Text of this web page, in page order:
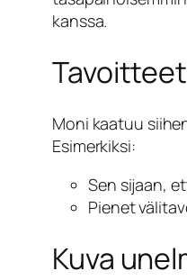
kanssa.
Moni kaatuu
Esimerkiksi:
Sen sijaan,
Pienet
Kuva